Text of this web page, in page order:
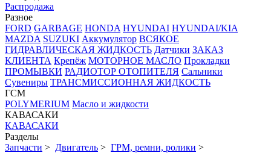
Распродажа
Разное
FORD GARBAGE HONDA HYUNDAI HYUNDAI/KIA
MAZDA SUZUKI Аккумулятор ВСЯКОЕ
ГИДРАВЛИЧЕСКАЯ ЖИДКОСТЬ Датчики ЗАКАЗ
КЛИЕНТА Крепёж МОТОРНОЕ МАСЛО Прокладки
ПРОМЫВКИ РАДИОТОР ОТОПИТЕЛЯ Сальники
Сувениры ТРАНСМИССИОННАЯ ЖИДКОСТЬ
ГСМ
POLYMERIUM Масло и жидкости
КАВАСАКИ
КАВАСАКИ
Разделы
Запчасти > Двигатель > ГРМ, ремни, ролики >